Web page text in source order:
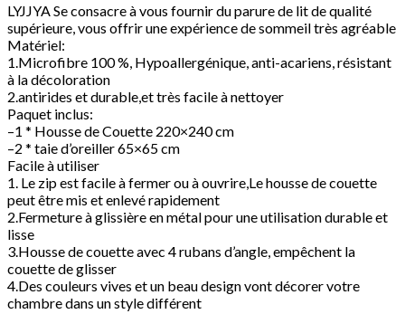
LYJJYA Se consacre à vous fournir du parure de lit de qualité
supérieure, vous offrir une expérience de sommeil très agréable
Matériel:
1.Microfibre 100 %, Hypoallergénique, anti-acariens, résistant
à la décoloration
2.antirides et durable,et très facile à nettoyer
Paquet inclus:
–1 * Housse de Couette 220×240 cm
–2 * taie d’oreiller 65×65 cm
Facile à utiliser
1. Le zip est facile à fermer ou à ouvrire,Le housse de couette
peut être mis et enlevé rapidement
2.Fermeture à glissière en métal pour une utilisation durable et
lisse
3.Housse de couette avec 4 rubans d’angle, empêchent la
couette de glisser
4.Des couleurs vives et un beau design vont décorer votre
chambre dans un style différent